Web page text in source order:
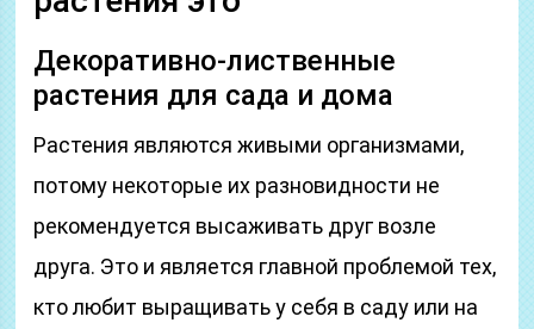
Декоративно-лиственные
растения для сада и дома
Растения являются живыми организмами,
потому некоторые их разновидности не
рекомендуется высаживать друг возле
друга. Это и является главной проблемой тех,
кто любит выращивать у себя в саду или на